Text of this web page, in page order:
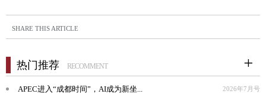
SHARE THIS ARTICLE
热门推荐 RECOMMENT
APEC进入“成都时间”，AI成为新坐... 2026年7月号